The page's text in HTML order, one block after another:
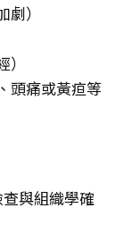
）
頭痛或黃疸等
與組織學確